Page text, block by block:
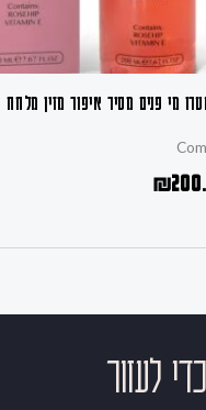
מי פנים מסיר איפור מזין מלחח
₪
לעזור